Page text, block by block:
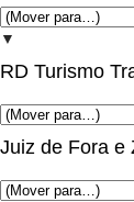
▼
RD Turismo
Juiz de Fora e